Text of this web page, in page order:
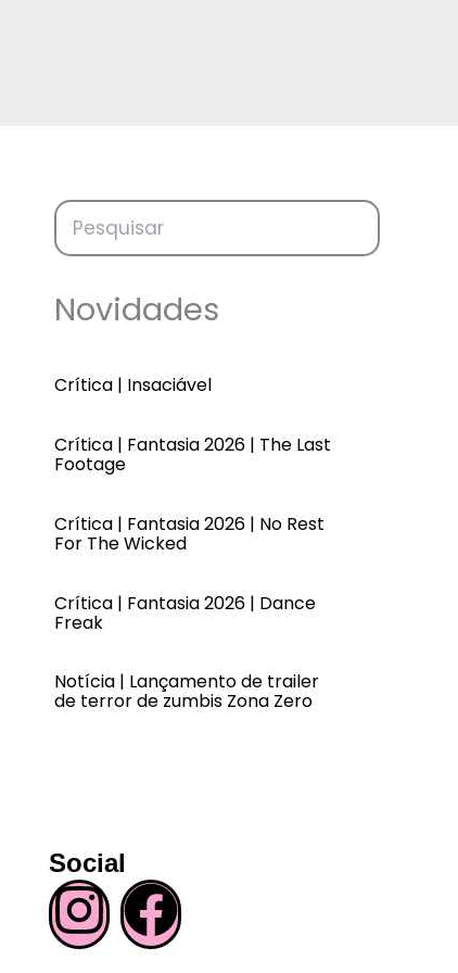
Novidades
Crítica | Insaciável
Crítica | Fantasia 2026 | The Last
Footage
Crítica | Fantasia 2026 | No Rest
For The Wicked
Crítica | Fantasia 2026 | Dance
Freak
Notícia | Lançamento de trailer
de terror de zumbis Zona Zero
Social
I F